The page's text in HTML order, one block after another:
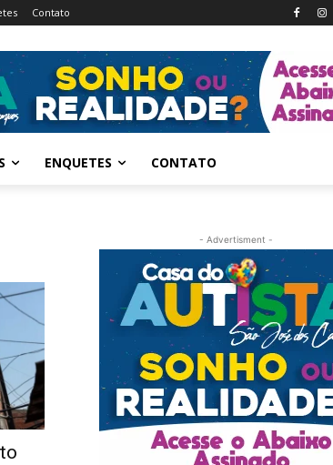
Contato
ENQUETES CONTATO
- Advertisment -